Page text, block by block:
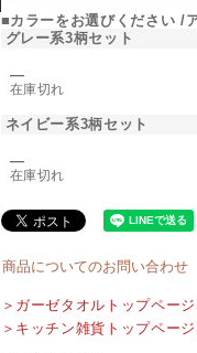
■カラーをお選びください
グレー系3柄セット
―
在庫切れ
ネイビー系3柄セット
―
在庫切れ
商品についてのお問い合わせ
＞ガーゼタオルトップペー
＞キッチン雑貨トップペー